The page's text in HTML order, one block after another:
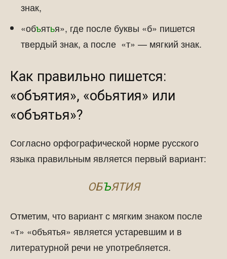
знак,
«объятья», где после буквы «б» пишется
твердый знак, а после «т» — мягкий знак.
Как правильно пишется:
«объятия», «обьятия» или
«объятья»?
Согласно орфографической норме русского
языка правильным является первый вариант:
ОБЪЯТИЯ
Отметим, что вариант с мягким знаком после
«т» «объятья» является устаревшим и в
литературной речи не употребляется.